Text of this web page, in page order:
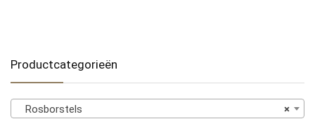
Productcategorieën
×
Rosborstels